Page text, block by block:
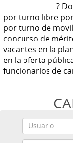
?
por turno libre
por turno de
concurso de
vacantes en la
en la oferta
funcionarios de